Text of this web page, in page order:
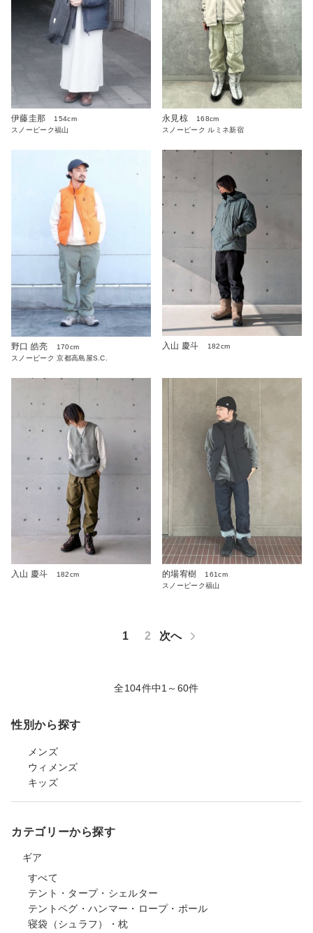
伊藤圭那
154cm
スノーピーク福山
永見椋
168cm
スノーピーク ルミネ新宿
野口 皓亮
170cm
スノーピーク 京都高島屋S.C.
入山 慶斗 182cm
入山 慶斗 182cm 的場宥樹
161cm
スノーピーク福山
1 2 次へ
全104件中1～60件
性別から探す
メンズ
ウィメンズ
キッズ
カテゴリーから探す
ギア
すべて
テント・タープ・シェルター
テントペグ・ハンマー・ロープ・ポール
寝袋（シュラフ）・枕